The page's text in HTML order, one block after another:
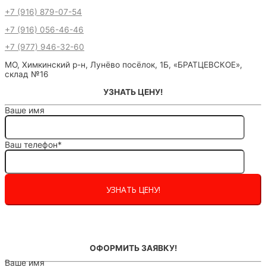
+7 (916) 879-07-54
+7 (916) 056-46-46
+7 (977) 946-32-60
МО, Химкинский р-н, Лунёво посёлок, 1Б, «БРАТЦЕВСКОЕ»,
склад №16
УЗНАТЬ ЦЕНУ!
Ваше имя
Ваш телефон*
ОФОРМИТЬ ЗАЯВКУ!
Ваше имя